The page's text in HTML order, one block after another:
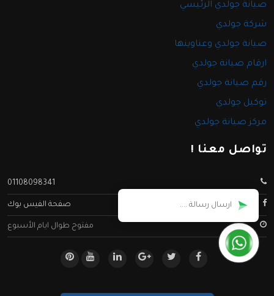
صيانة جولدي الرئيسي
شركة جولدي
صيانة جولدي وعناوينها
ارقام صيانة جولدي
رقم صيانة جولدي
توكيل جولدي
مركز صيانة جولدي
تواصل معنا !
01108098341
صفحة الفيس بوك
مفتوح طوال ايام الأسبوع